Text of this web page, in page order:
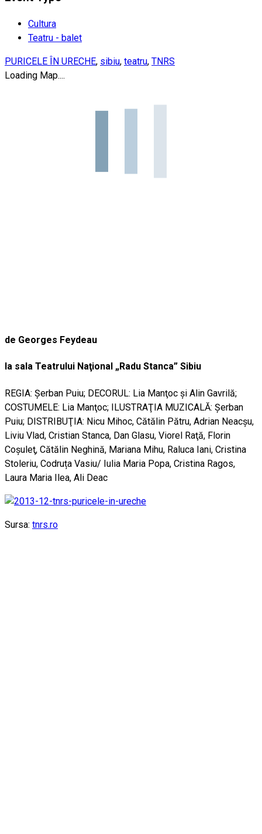
Cultura
Teatru - balet
PURICELE ÎN URECHE, sibiu, teatru, TNRS
Loading Map....
de Georges Feydeau
la sala Teatrului Naţional „Radu Stanca” Sibiu
REGIA: Şerban Puiu; DECORUL: Lia Manţoc şi Alin Gavrilă;
COSTUMELE: Lia Manţoc; ILUSTRAŢIA MUZICALĂ: Şerban
Puiu; DISTRIBUŢIA: Nicu Mihoc, Cătălin Pătru, Adrian Neacşu,
Liviu Vlad, Cristian Stanca, Dan Glasu, Viorel Raţă, Florin
Coşuleţ, Cătălin Neghină, Mariana Mihu, Raluca Iani, Cristina
Stoleriu, Codruța Vasiu/ Iulia Maria Popa, Cristina Ragos,
Laura Maria Ilea, Ali Deac
Sursa: tnrs.ro